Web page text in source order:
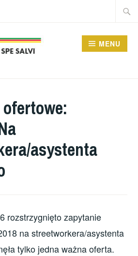
MENU
asystenta
rozstrzygnięto zapytanie
na streetworkera/asystenta
tylko jedna ważna oferta.